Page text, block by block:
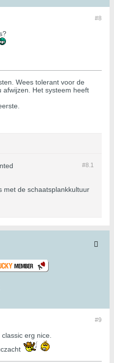
#8
Wees tolerant voor de
afwijzen. Het systeem heeft
#8.1
met de schaatsplankkultuur
#9
erg nice.